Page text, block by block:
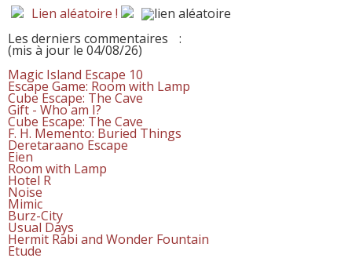
Lien aléatoire !
Les derniers commentaires
:
(mis à jour le 04/08/26)
Magic Island Escape 10
Escape Game: Room with Lamp
Cube Escape: The Cave
Gift - Who am I?
Cube Escape: The Cave
F. H. Memento: Buried Things
Deretaraano Escape
Eien
Room with Lamp
Hotel R
Noise
Mimic
Burz-City
Usual Days
Hermit Rabi and Wonder Fountain
Etude